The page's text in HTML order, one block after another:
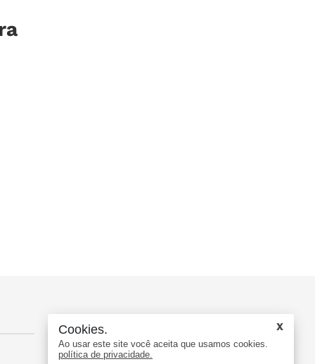
Cookies.
Ao usar este site você aceita que usamos cookies.
política de privacidade.